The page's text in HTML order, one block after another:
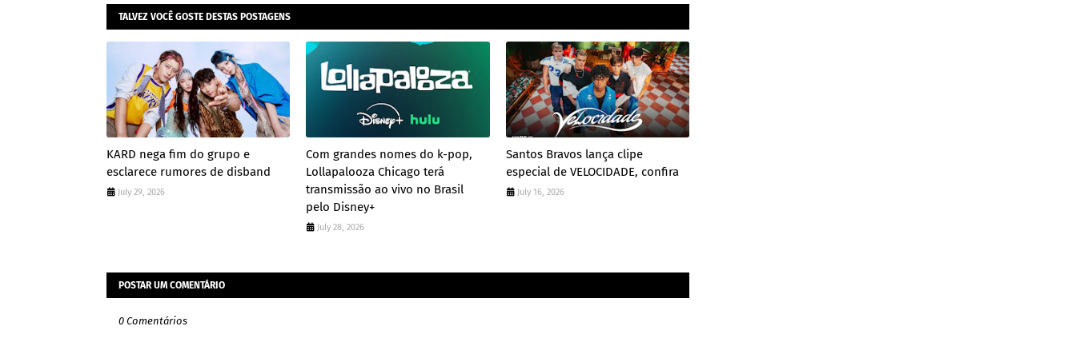
TALVEZ VOCÊ GOSTE DESTAS POSTAGENS
KARD nega fim do grupo e
esclarece rumores de disband
July 29, 2026
Com grandes nomes do k-pop,
Lollapalooza Chicago terá
transmissão ao vivo no Brasil
pelo Disney+
July 28, 2026
Santos Bravos lança clipe
especial de VELOCIDADE, confira
July 16, 2026
POSTAR UM COMENTÁRIO
0 Comentários